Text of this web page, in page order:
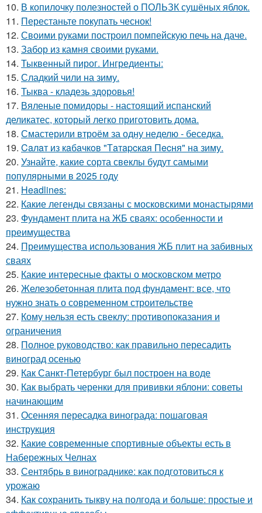
10. В копилочку полезностей о ПОЛЬЗК сушёных яблок.
11. Перестаньте покупать чеснок!
12. Своими руками построил помпейскую печь на даче.
13. Забор из камня своими руками.
14. Тыквенный пирог. Ингредиенты:
15. Сладкий чили на зиму.
16. Тыква - кладезь здоровья!
17. Вяленые помидоры - настоящий испанский
деликатес, который легко приготовить дома.
18. Смастерили втроём за одну неделю - беседка.
19. Caлaт из кaбaчкoв "Тaтapcкaя Пecня" нa зиму.
20. Узнайте, какие сорта свеклы будут самыми
популярными в 2025 году
21. Headlines:
22. Какие легенды связаны с московскими монастырями
23. Фундамент плита на ЖБ сваях: особенности и
преимущества
24. Преимущества использования ЖБ плит на забивных
сваях
25. Какие интересные факты о московском метро
26. Железобетонная плита под фундамент: все, что
нужно знать о современном строительстве
27. Кому нельзя есть свеклу: противопоказания и
ограничения
28. Полное руководство: как правильно пересадить
виноград осенью
29. Как Санкт-Петербург был построен на воде
30. Как выбрать черенки для прививки яблони: советы
начинающим
31. Осенняя пересадка винограда: пошаговая
инструкция
32. Какие современные спортивные объекты есть в
Набережных Челнах
33. Сентябрь в винограднике: как подготовиться к
урожаю
34. Как сохранить тыкву на полгода и больше: простые и